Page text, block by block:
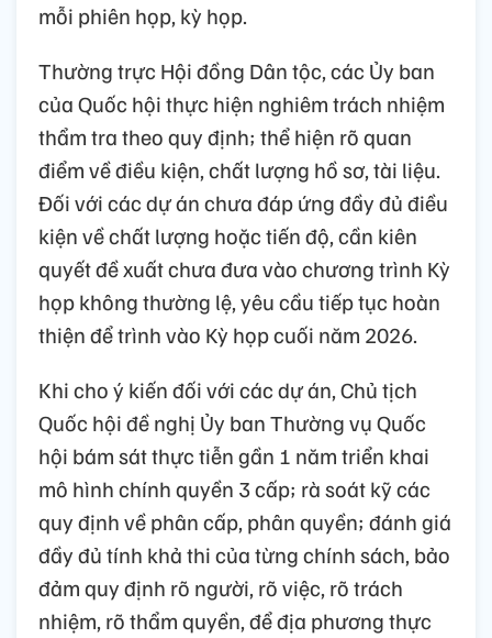
mỗi phiên họp, kỳ họp.
Thường trực Hội đồng Dân tộc, các Ủy ban
của Quốc hội thực hiện nghiêm trách nhiệm
thẩm tra theo quy định; thể hiện rõ quan
điểm về điều kiện, chất lượng hồ sơ, tài liệu.
Đối với các dự án chưa đáp ứng đầy đủ điều
kiện về chất lượng hoặc tiến độ, cần kiên
quyết đề xuất chưa đưa vào chương trình Kỳ
họp không thường lệ, yêu cầu tiếp tục hoàn
thiện để trình vào Kỳ họp cuối năm 2026.
Khi cho ý kiến đối với các dự án, Chủ tịch
Quốc hội đề nghị Ủy ban Thường vụ Quốc
hội bám sát thực tiễn gần 1 năm triển khai
mô hình chính quyền 3 cấp; rà soát kỹ các
quy định về phân cấp, phân quyền; đánh giá
đầy đủ tính khả thi của từng chính sách, bảo
đảm quy định rõ người, rõ việc, rõ trách
nhiệm, rõ thẩm quyền, để địa phương thực